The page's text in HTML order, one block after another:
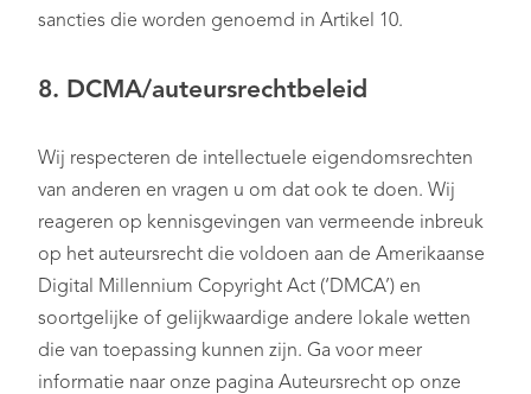
sancties die worden genoemd in Artikel 10.
8. DCMA/auteursrechtbeleid
Wij respecteren de intellectuele eigendomsrechten
van anderen en vragen u om dat ook te doen. Wij
reageren op kennisgevingen van vermeende inbreuk
op het auteursrecht die voldoen aan de Amerikaanse
Digital Millennium Copyright Act (‘DMCA’) en
soortgelijke of gelijkwaardige andere lokale wetten
die van toepassing kunnen zijn. Ga voor meer
informatie naar onze pagina Auteursrecht op onze